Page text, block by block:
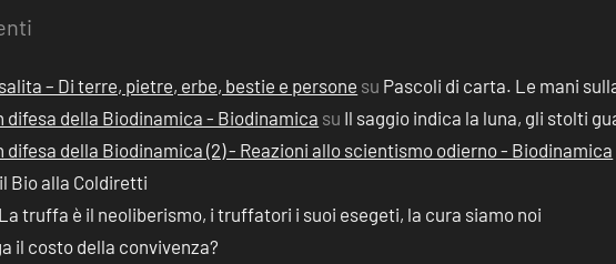
– Di terre, pietre, erbe, bestie e persone su Pascoli di carta. Le mani
difesa della Biodinamica - Biodinamica su Il saggio indica la luna, gli stolti
della Biodinamica (2) - Reazioni allo scientismo odierno - Biodinamica
Bio alla Coldiretti
La truffa è il neoliberismo, i truffatori i suoi esegeti, la cura siamo noi
il costo della convivenza?